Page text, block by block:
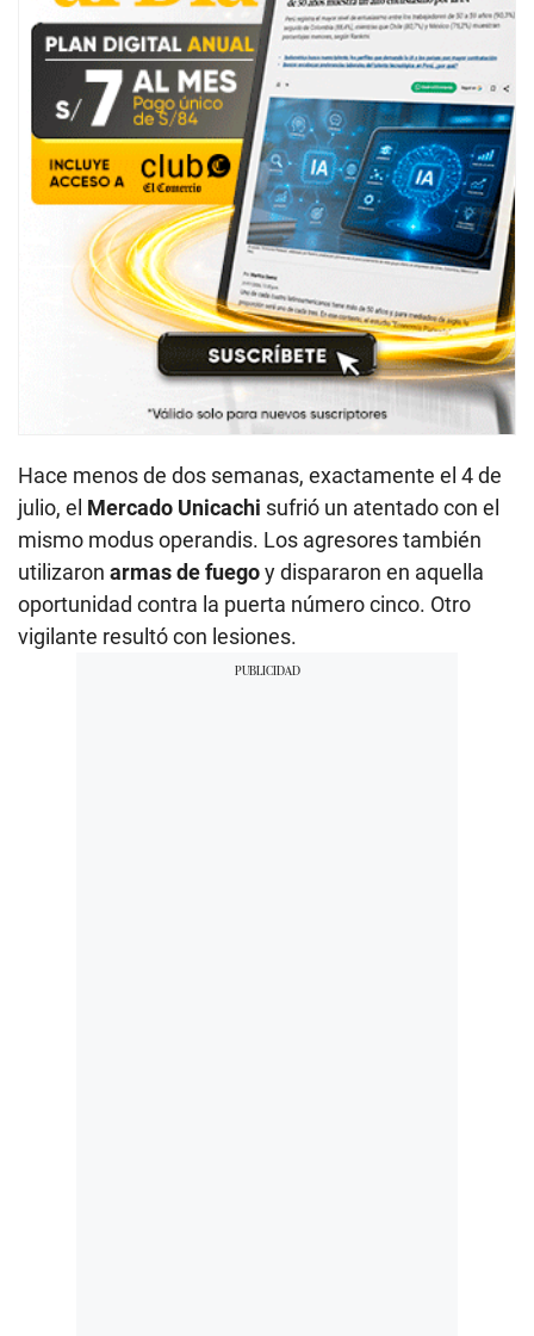
Hace menos de dos semanas, exactamente el 4 de
julio, el Mercado Unicachi sufrió un atentado con el
mismo modus operandis. Los agresores también
utilizaron armas de fuegoy dispararon en aquella
oportunidad contra la puerta número cinco. Otro
vigilante resultó con lesiones.